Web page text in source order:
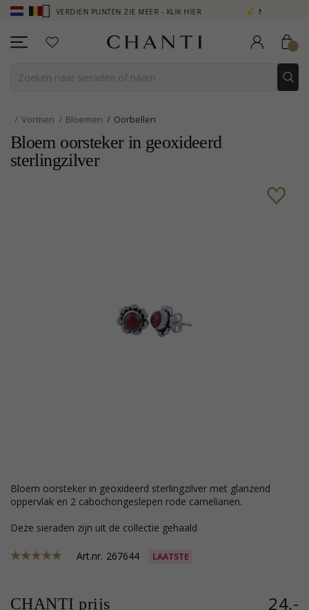
- VERDIEN PUNTEN ZIE MEER - KLIK HIER NEW COLLECTION |
Vormen Bloemen Oorbellen
Bloem oorsteker in geoxideerd
sterlingzilver
bloem oorsteker in geoxideerd sterlingzilver met glanzend
oppervlak en 2 cabochongeslepen rode carnelianen.
Deze sieraden zijn uit de collectie gehaald
Art.nr. 267644 LAATSTE
CHANTI prijs 24,-